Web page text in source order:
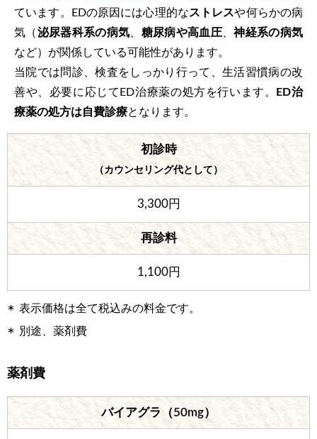
ています。EDの原因には心理的なストレスや何らかの病
気（泌尿器科系の病気 糖尿病や高血圧 、神経系の病気
など）が関係している可能性があります。
当院では問診、検査をしっかり行って、生活習慣病の改
善や、必要に応じてED治療薬の処方を行います。
ED治
療薬の処方は自費診療となります。
初診時
（カウンセリング代として）
3,300円
再診料
1,100円
表示価格は全て税込みの料金です。
別途、薬剤費
薬剤費
バイアグラ（50mg）